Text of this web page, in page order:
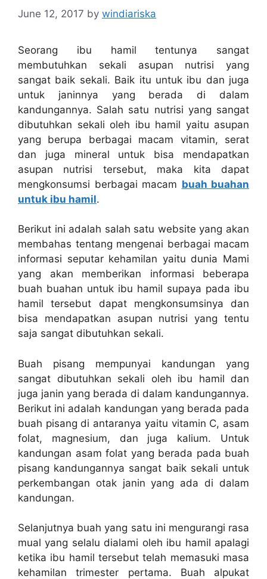
June 12, 2017 by windiariska
Seorang ibu hamil tentunya sangat
membutuhkan sekali asupan nutrisi yang
sangat baik sekali. Baik itu untuk ibu dan juga
untuk janinnya yang berada di dalam
kandungannya. Salah satu nutrisi yang sangat
dibutuhkan sekali oleh ibu hamil yaitu asupan
yang berupa berbagai macam vitamin, serat
dan juga mineral untuk bisa mendapatkan
asupan nutrisi tersebut, maka kita dapat
mengkonsumsi berbagai macam buah buahan
untuk ibu hamil.
Berikut ini adalah salah satu website yang akan
membahas tentang mengenai berbagai macam
informasi seputar kehamilan yaitu dunia Mami
yang akan memberikan informasi beberapa
buah buahan untuk ibu hamil supaya pada ibu
hamil tersebut dapat mengkonsumsinya dan
bisa mendapatkan asupan nutrisi yang tentu
saja sangat dibutuhkan sekali.
Buah pisang mempunyai kandungan yang
sangat dibutuhkan sekali oleh ibu hamil dan
juga janin yang berada di dalam kandungannya.
Berikut ini adalah kandungan yang berada pada
buah pisang di antaranya yaitu vitamin C, asam
folat, magnesium, dan juga kalium. Untuk
kandungan asam folat yang berada pada buah
pisang kandungannya sangat baik sekali untuk
perkembangan otak janin yang ada di dalam
kandungan.
Selanjutnya buah yang satu ini mengurangi rasa
mual yang selalu dialami oleh ibu hamil apalagi
ketika ibu hamil tersebut telah memasuki masa
kehamilan trimester pertama. Buah alpukat